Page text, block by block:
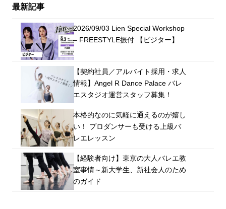
最新記事
2026/09/03 Lien Special Workshop
– FREESTYLE振付 【ビジター】
【契約社員／アルバイト採用・求人
情報】Angel R Dance Palace バレ
エスタジオ運営スタッフ募集！
本格的なのに気軽に通えるのが嬉し
い！ プロダンサーも受ける上級バ
レエレッスン
【経験者向け】東京の大人バレエ教
室事情～新大学生、新社会人のため
のガイド